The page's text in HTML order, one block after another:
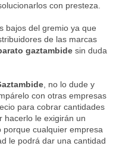
con presteza.
del gremio ya que
de las marcas
gaztambidesin duda
, no lo dude y
con otras empresas
para cobrar cantidades
hacerlo le exigirán un
cualquier empresa
le podrá dar una cantidad